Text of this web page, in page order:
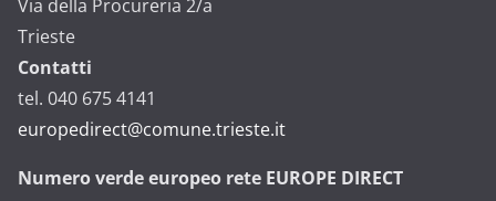
Via della Procureria 2/a
Trieste
Contatti
tel. 040 675 4141
europedirect@comune.trieste.it
Numero verde europeo rete EUROPE DIRECT